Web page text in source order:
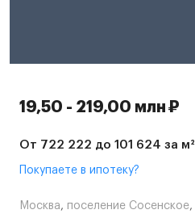
19,50 - 219,00 млн ₽
От 722 222 до 101 624 за м²
Покупаете в ипотеку?
Москва, поселение Сосенское,